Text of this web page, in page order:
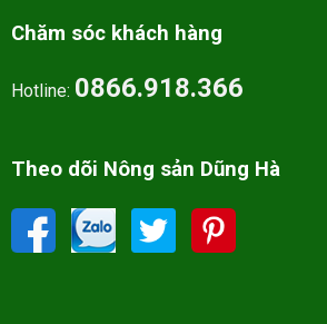
Chăm sóc khách hàng
Hotline: 0866.918.366
Theo dõi Nông sản Dũng Hà